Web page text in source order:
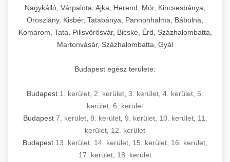
Nagykálló, Várpalota, Ajka, Herend, Mór, Kincsesbánya,
Oroszlány, Kisbér, Tatabánya, Pannonhalma, Bábolna,
Komárom, Tata, Pilisvörösvár, Bicske, Érd, Százhalombatta,
Martonvásár, Százhalombatta, Gyál
Budapest egész területe:
Budapest 1. kerület 2. kerület 3. kerület 4. kerület 5.
kerület 6. kerület
Budapest 7. kerület, 8. kerület, 9. kerület, 10. kerület, 11.
kerület 12. kerület
Budapest 13. kerület 14. kerület 15. kerület 16. kerület
17. kerület 18. kerület